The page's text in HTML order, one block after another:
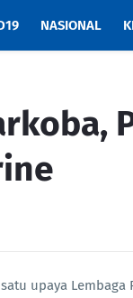
NASIONAL
upaya Lembaga